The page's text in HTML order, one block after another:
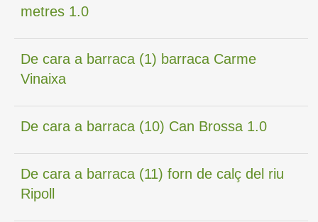
metres 1.0
De cara a barraca (1) barraca Carme
Vinaixa
De cara a barraca (10) Can Brossa 1.0
De cara a barraca (11) forn de calç del riu
Ripoll